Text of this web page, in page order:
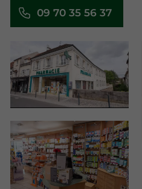
09 70 35 56 37